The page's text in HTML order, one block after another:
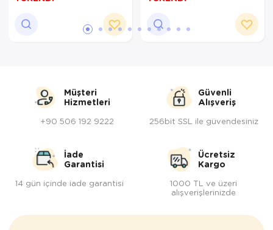
Müşteri
Hizmetleri
+90 506 192 9222
Güvenli
Alışveriş
256bit SSL ile güvendesiniz
İade
Garantisi
14 gün içinde iade garantisi
Ücretsiz
Kargo
1000 TL ve üzeri
alışverişlerinizde